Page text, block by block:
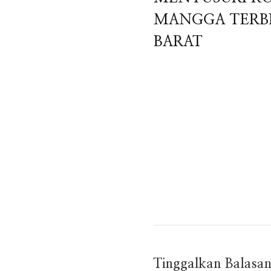
MANGGA
BARAT
Tinggalkan Balasan